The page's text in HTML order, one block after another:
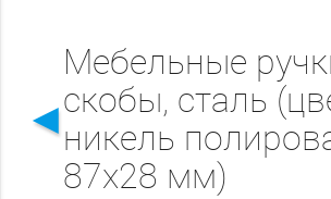
◄
Мебельные
скобы, сталь
никель
87x28 мм)